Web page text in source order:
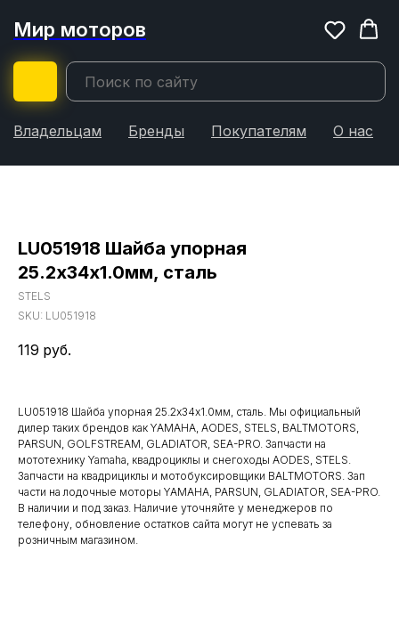
Мир моторов
Владельцам Бренды Покупателям О нас
LU051918 Шайба упорная
25.2х34х1.0мм, сталь
STELS
SKU: LU051918
119 руб.
LU051918 Шайба упорная 25.2х34х1.0мм, сталь. Мы официальный
дилер таких брендов как YAMAHA, AODES, STELS, BALTMOTORS,
PARSUN, GOLFSTREAM, GLADIATOR, SEA-PRO. Запчасти на
мототехнику Yamaha, квадроциклы и снегоходы AODES, STELS.
Запчасти на квадрициклы и мотобуксировщики BALTMOTORS. Зап
части на лодочные моторы YAMAHA, PARSUN, GLADIATOR, SEA-PRO.
В наличии и под заказ. Наличие уточняйте у менеджеров по
телефону, обновление остатков сайта могут не успевать за
розничным магазином.